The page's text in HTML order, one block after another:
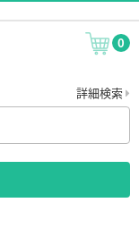
0
詳細検索